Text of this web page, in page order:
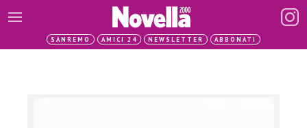
SANREMO AMICI 24 NEWSLETTER ABBONATI